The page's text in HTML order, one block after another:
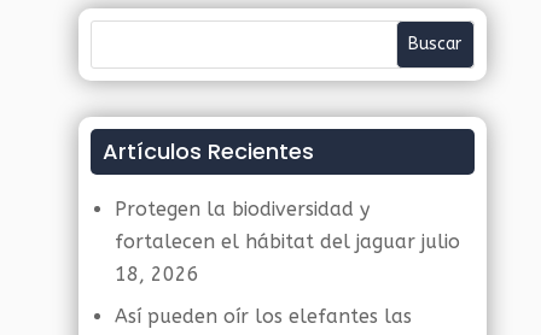
Artículos Recientes
Protegen la biodiversidad y
fortalecen el hábitat del jaguar julio
18, 2026
Así pueden oír los elefantes las